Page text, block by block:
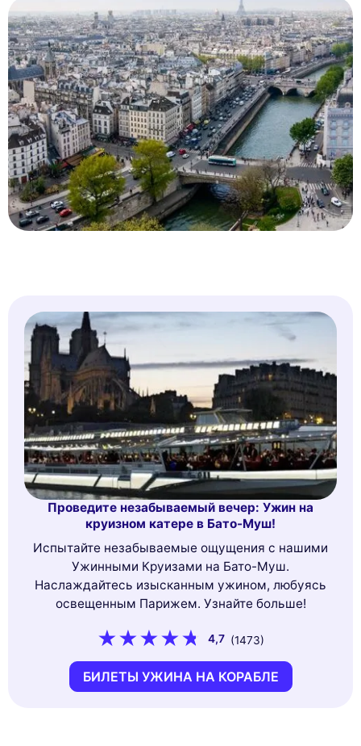
Проведите незабываемый вечер: Ужин на
круизном катере в Бато-Муш!
Испытайте незабываемые ощущения с нашими
Ужинными Круизами на Бато-Муш.
Наслаждайтесь изысканным ужином, любуясь
освещенным Парижем. Узнайте больше!
4,7 (1473)
БИЛЕТЫ УЖИНА НА КОРАБЛЕ